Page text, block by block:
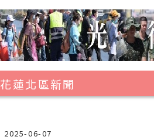
花蓮北區新聞
吉安鄉
2025-06-07